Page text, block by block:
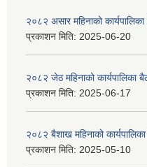
२०८२ असार महिनाको
प्रकाशन मिति: 2025-06-20
२०८२ जेठ महिनाको कार्यपालिका
प्रकाशन मिति: 2025-06-17
२०८२ बैशाख महिनाको
प्रकाशन मिति: 2025-05-10